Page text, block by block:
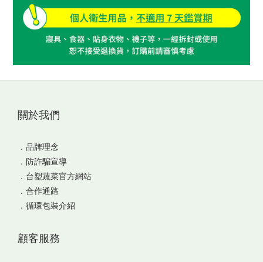
關於我們
． 品牌理念
． 防詐騙宣導
． 台塑蔬菜官方網站
． 合作通路
． 循環包裝介紹
顧客服務